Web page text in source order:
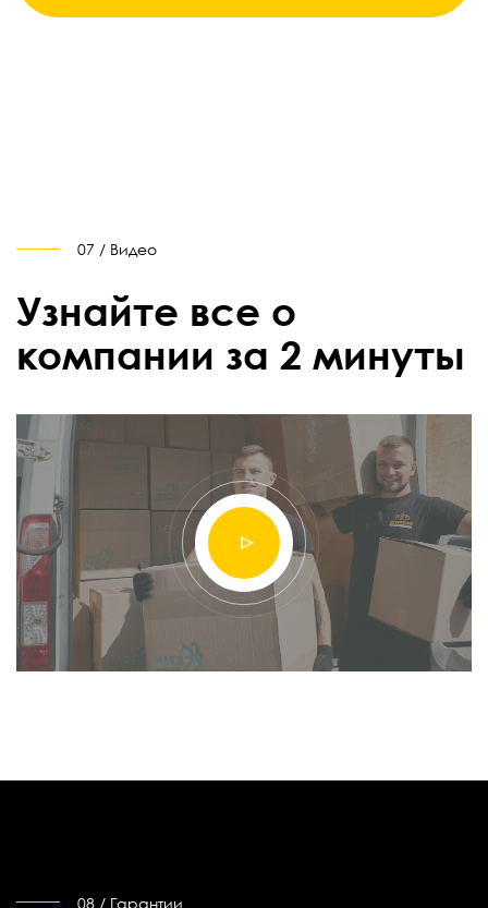
07 / Видео
Узнайте все о
компании за 2 минуты
08 / Гарантии